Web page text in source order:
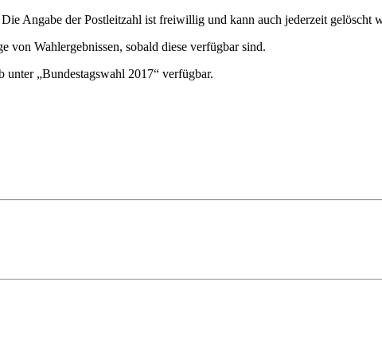
Angabe der Postleitzahl ist freiwillig und kann auch jederzeit gelöscht
von Wahlergebnissen, sobald diese verfügbar sind.
„Bundestagswahl 2017“ verfügbar.